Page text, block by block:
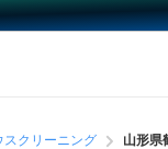
スクリーニング 山形県